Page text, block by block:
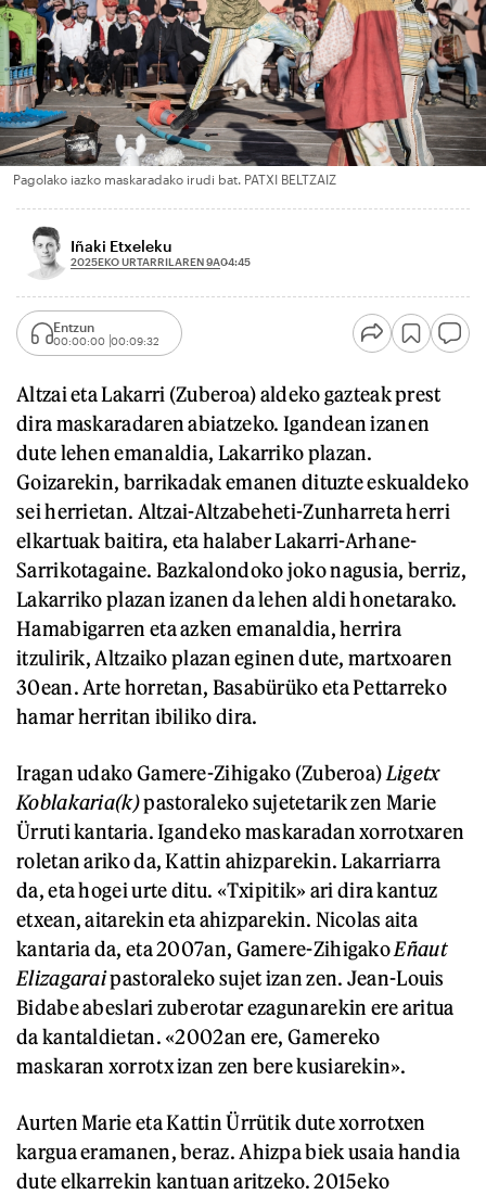
Pagolako iazko maskaradako irudi bat. PATXI BELTZAIZ
Iñaki Etxeleku
2025EKO URTARRILAREN 9A04:45
Entzun
00:00:00 00:09:32
Altzai eta Lakarri (Zuberoa) aldeko gazteak prest
dira maskaradaren abiatzeko. Igandean izanen
dute lehen emanaldia, Lakarriko plazan.
Goizarekin, barrikadak emanen dituzte eskualdeko
sei herrietan. Altzai-Altzabeheti-Zunharreta herri
elkartuak baitira, eta halaber Lakarri-Arhane-
Sarrikotagaine. Bazkalondoko joko nagusia, berriz,
Lakarriko plazan izanen da lehen aldi honetarako.
Hamabigarren eta azken emanaldia, herrira
itzulirik, Altzaiko plazan eginen dute, martxoaren
30ean. Arte horretan, Basabürüko eta Pettarreko
hamar herritan ibiliko dira.
Iragan udako Gamere-Zihigako (Zuberoa) Ligetx
Koblakaria(k)pastoraleko sujetetarik zen Marie
Ürruti kantaria. Igandeko maskaradan xorrotxaren
roletan ariko da, Kattin ahizparekin. Lakarriarra
da, eta hogei urte ditu. «Txipitik» ari dira kantuz
etxean, aitarekin eta ahizparekin. Nicolas aita
kantaria da, eta 2007an, Gamere-ZihigakoEñaut
Elizagaraipastoraleko sujet izan zen. Jean-Louis
Bidabe abeslari zuberotar ezagunarekin ere aritua
da kantaldietan. «2002an ere, Gamereko
maskaran xorrotx izan zen bere kusiarekin».
Aurten Marie eta Kattin Ürrütik dute xorrotxen
kargua eramanen, beraz. Ahizpa biek usaia handia
dute elkarrekin kantuan aritzeko. 2015eko